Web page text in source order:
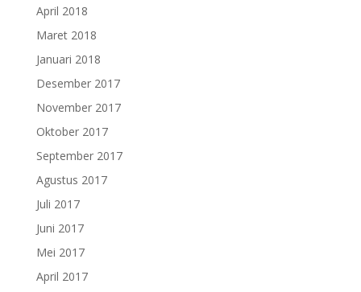
April 2018
Maret 2018
Januari 2018
Desember 2017
November 2017
Oktober 2017
September 2017
Agustus 2017
Juli 2017
Juni 2017
Mei 2017
April 2017